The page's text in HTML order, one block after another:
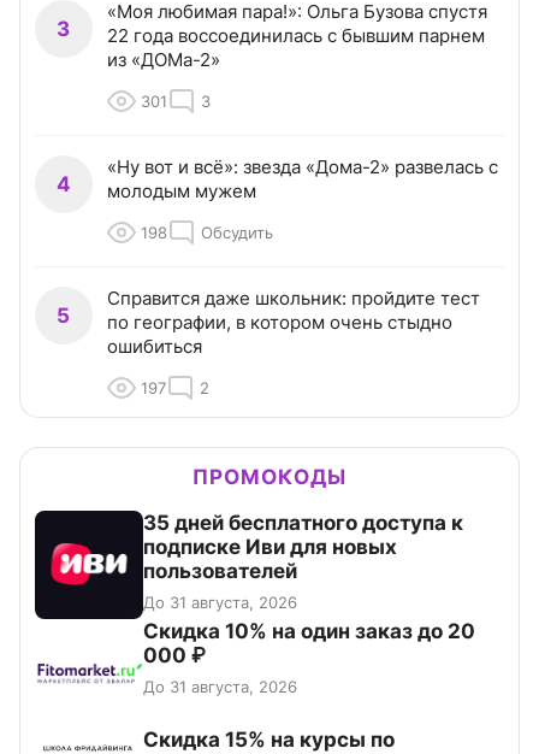
3
«Моя любимая пара!»: Ольга Бузова спустя
22 года воссоединилась с бывшим парнем
из «ДОМа-2»
301 3
4
«Ну вот и всё»: звезда «Дома-2» развелась с
молодым мужем
198 Обсудить
5
Справится даже школьник: пройдите тест
по географии, в котором очень стыдно
ошибиться
197 2
ПРОМОКОДЫ
35 дней бесплатного доступа к
подписке Иви для новых
пользователей
До 31 августа, 2026
Скидка 10% на один заказ до 20
000 ₽
До 31 августа, 2026
Скидка 15% на курсы по